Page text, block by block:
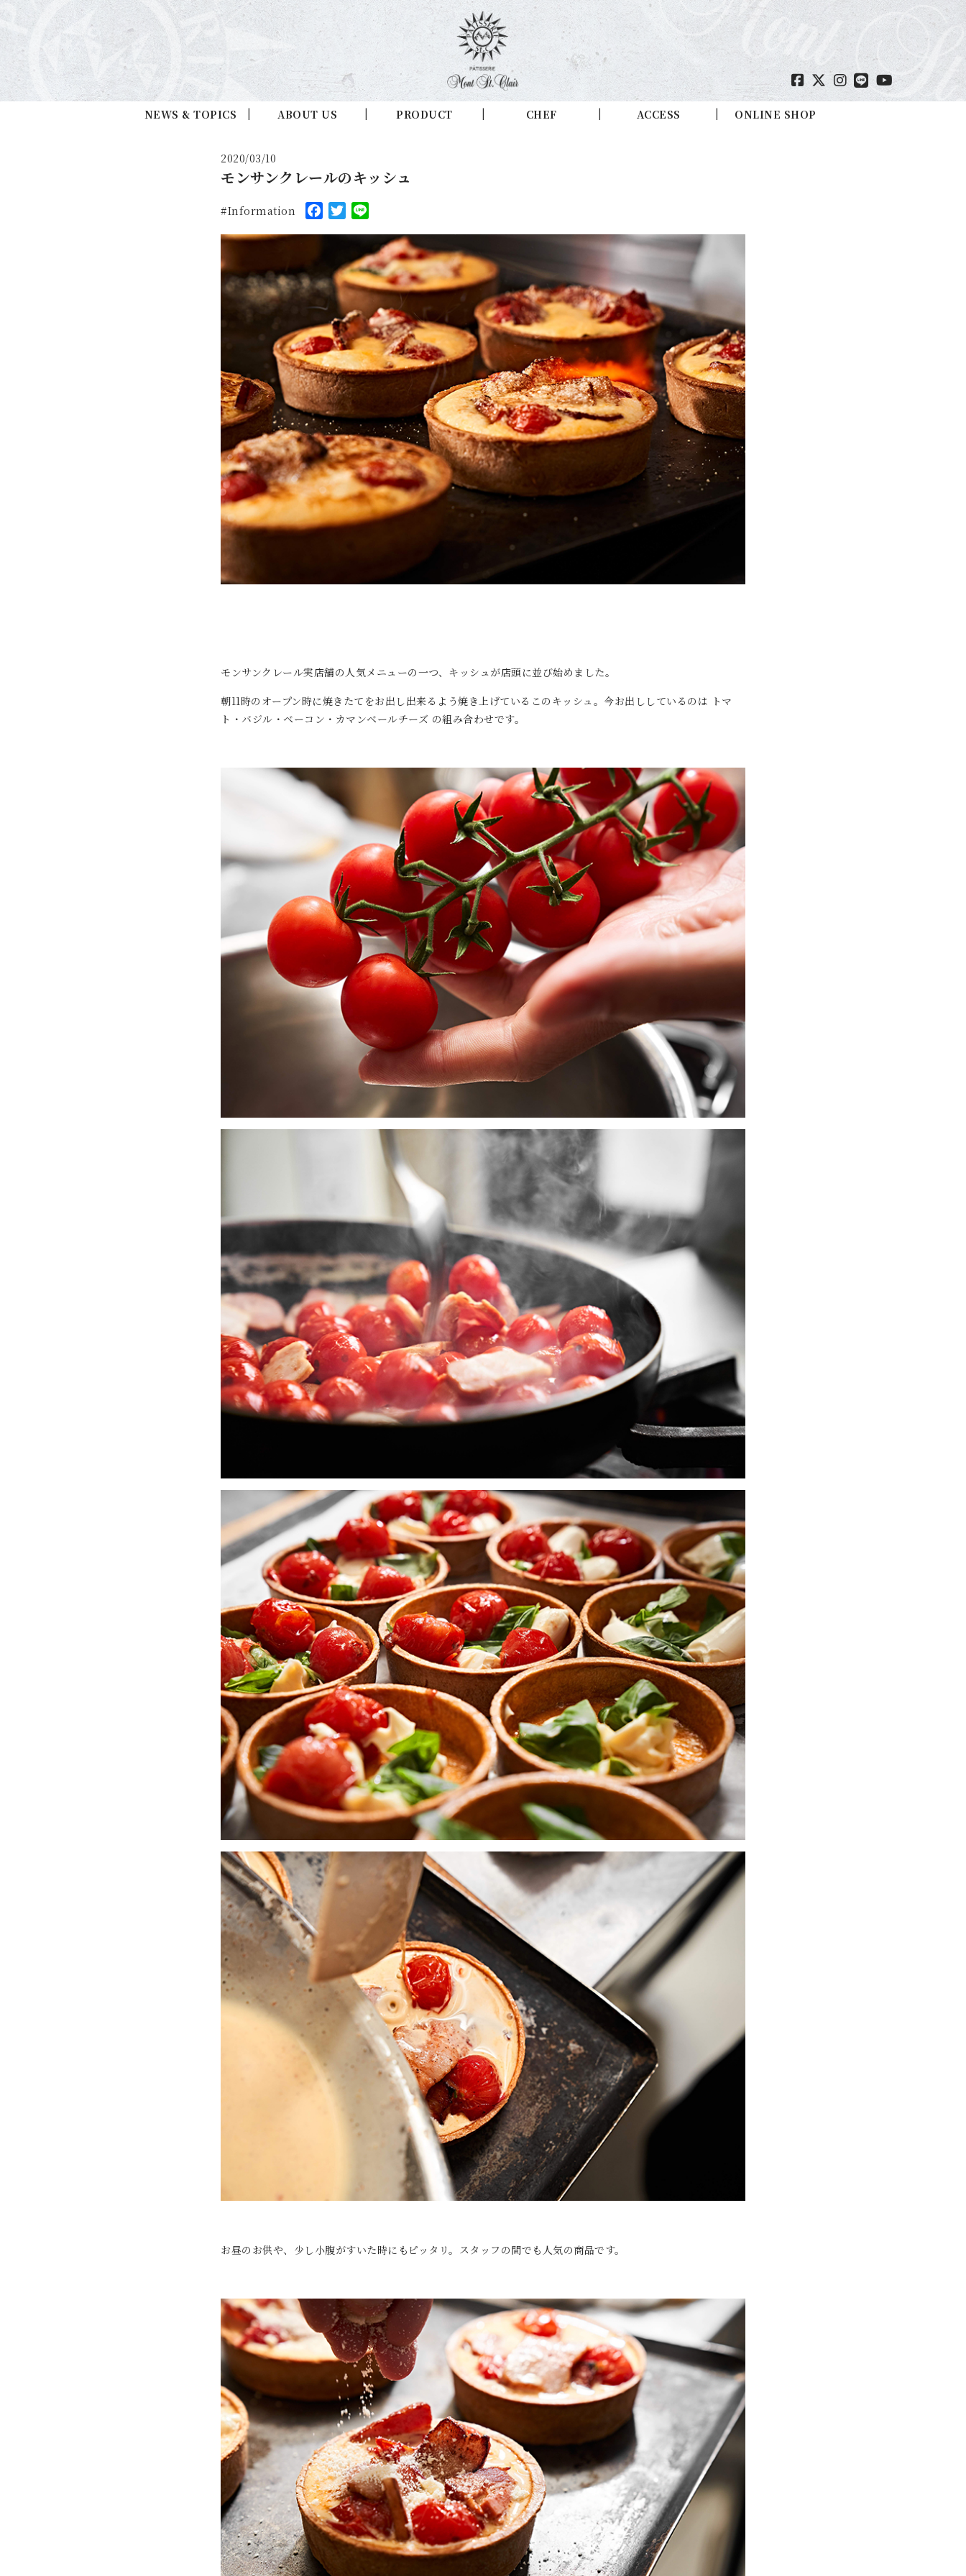
NEWS & TOPICS ABOUT US PRODUCT CHEF ACCESS ONLINE SHOP
2020/03/10
モンサンクレールのキッシュ
Information Facebook
Twitter
モンサンクレール実店舗の人気メニューの一つ、キッシュが店頭に並び始めました。
朝11時のオープン時に焼きたてをお出し出来るよう焼き上げているこのキッシュ。今お出ししているのは トマ
ト・バジル・ベーコン・カマンベールチーズ の組み合わせです。
お昼のお供や、少し小腹がすいた時にもピッタリ。スタッフの間でも人気の商品です。